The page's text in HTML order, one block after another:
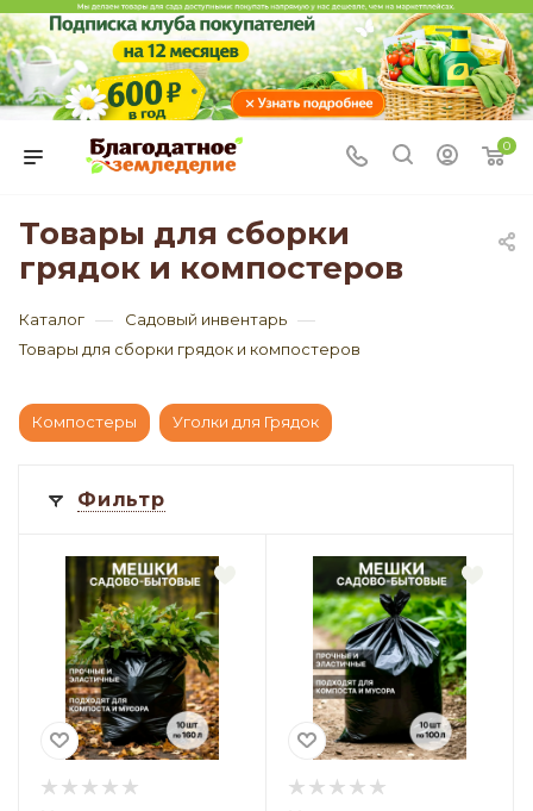
0
Товары для сборки
грядок и компостеров
Каталог — Садовый инвентарь —
Товары для сборки грядок и компостеров
Компостеры Уголки для Грядок
Фильтр